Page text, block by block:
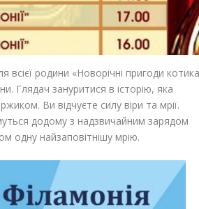
родини «Новорічні пригоди
Глядач зануритися в історію, яка
Ви відчуєте силу віри та мрії.
додому з надзвичайним зарядом
одну найзаповітнішу мрію.